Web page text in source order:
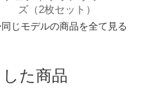
ズ（2枚セット）
じモデルの商品を全て見る
た商品